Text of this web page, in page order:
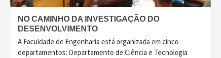
NO CAMINHO DA INVESTIGAÇÃO DO
DESENVOLVIMENTO
A Faculdade de Engenharia está organizada em cinco
departamentos: Departamento de Ciência e Tecnologia